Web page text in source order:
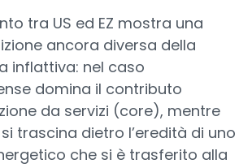
tra US ed EZ mostra una
ancora diversa della
inflattiva: nel caso
domina il contributo
da servizi (core), mentre
si trascina dietro l’eredità di uno
che si è trasferito alla